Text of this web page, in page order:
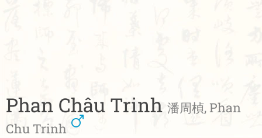
Phan Châu Trinh 潘周楨, Phan
Chu Trinh